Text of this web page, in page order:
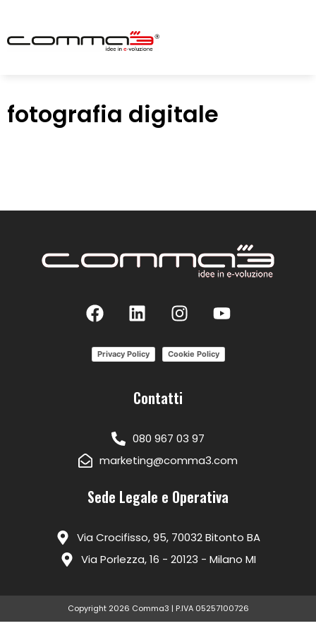
fotografia digitale
Privacy Policy Cookie Policy
Contatti
080 967 03 97
marketing@comma3.com
Sede Legale e Operativa
Via Crocifisso, 95, 70032 Bitonto BA
Via Porlezza, 16 - 20123 - Milano MI
Copyright 2026 Comma3 | P.IVA 05257100726